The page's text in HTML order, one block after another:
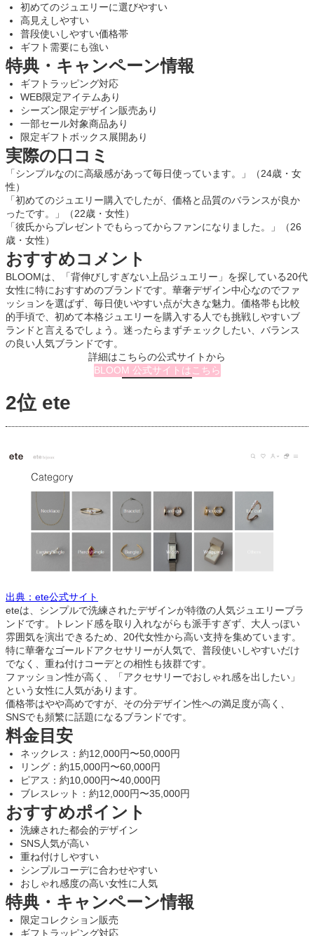
初めてのジュエリーに選びやすい
高見えしやすい
普段使いしやすい価格帯
ギフト需要にも強い
特典・キャンペーン情報
ギフトラッピング対応
WEB限定アイテムあり
シーズン限定デザイン販売あり
一部セール対象商品あり
限定ギフトボックス展開あり
実際の口コミ
「シンプルなのに高級感があって毎日使っています。」（24歳・女
性）
「初めてのジュエリー購入でしたが、価格と品質のバランスが良か
ったです。」（22歳・女性）
「彼氏からプレゼントでもらってからファンになりました。」（26
歳・女性）
おすすめコメント
BLOOMは、「背伸びしすぎない上品ジュエリー」を探している20代
女性に特におすすめのブランドです。華奢デザイン中心なのでファ
ッションを選ばず、毎日使いやすい点が大きな魅力。価格帯も比較
的手頃で、初めて本格ジュエリーを購入する人でも挑戦しやすいブ
ランドと言えるでしょう。迷ったらまずチェックしたい、バランス
の良い人気ブランドです。
詳細はこちらの公式サイトから
BLOOM 公式サイトはこちら
2位 ete
出典：ete公式サイト
eteは、シンプルで洗練されたデザインが特徴の人気ジュエリーブラ
ンドです。トレンド感を取り入れながらも派手すぎず、大人っぽい
雰囲気を演出できるため、20代女性から高い支持を集めています。
特に華奢なゴールドアクセサリーが人気で、普段使いしやすいだけ
でなく、重ね付けコーデとの相性も抜群です。
ファッション性が高く、「アクセサリーでおしゃれ感を出したい」
という女性に人気があります。
価格帯はやや高めですが、その分デザイン性への満足度が高く、
SNSでも頻繁に話題になるブランドです。
料金目安
ネックレス：約12,000円〜50,000円
リング：約15,000円〜60,000円
ピアス：約10,000円〜40,000円
ブレスレット：約12,000円〜35,000円
おすすめポイント
洗練された都会的デザイン
SNS人気が高い
重ね付けしやすい
シンプルコーデに合わせやすい
おしゃれ感度の高い女性に人気
特典・キャンペーン情報
限定コレクション販売
ギフトラッピング対応